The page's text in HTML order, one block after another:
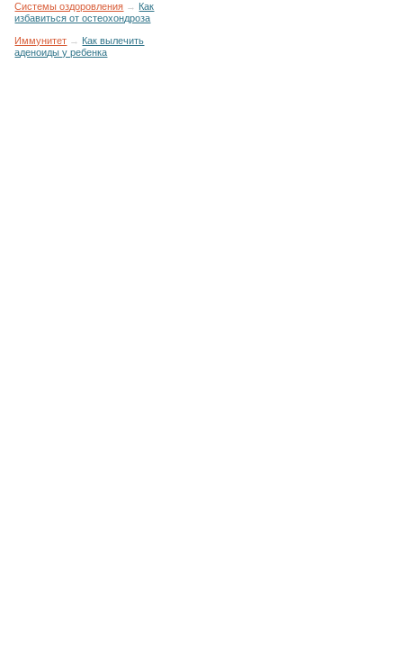
Системы оздоровления → Как
избавиться от остеохондроза
Иммунитет → Как вылечить
аденоиды у ребенка